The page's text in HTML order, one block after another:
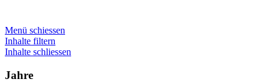
Menü schiessen
Inhalte filtern
Inhalte schliessen
Jahre